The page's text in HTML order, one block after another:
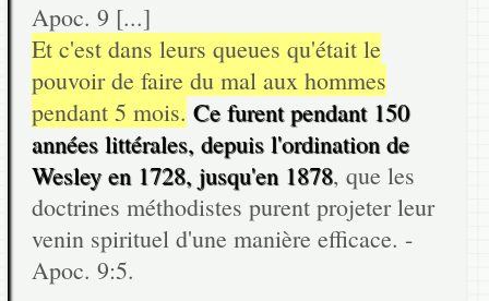
Apoc. 9 [...]
Et c'est dans leurs queues qu'était le
pouvoir de faire du mal aux hommes
pendant 5 mois. Ce furent pendant 150
années littérales, depuis l'ordination de
Wesley en 1728, jusqu'en 1878, que les
doctrines méthodistes purent projeter leur
venin spirituel d'une manière efficace. -
Apoc. 9:5.